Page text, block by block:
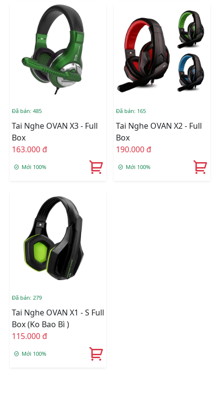
Đã bán: 485
Tai Nghe OVAN X3 - Full
Box
163.000 đ
Mới 100%
Đã bán: 165
Tai Nghe OVAN X2 - Full
Box
190.000 đ
Mới 100%
Đã bán: 279
Tai Nghe OVAN X1 - S Full
Box (ko Bao Bì )
115.000 đ
Mới 100%